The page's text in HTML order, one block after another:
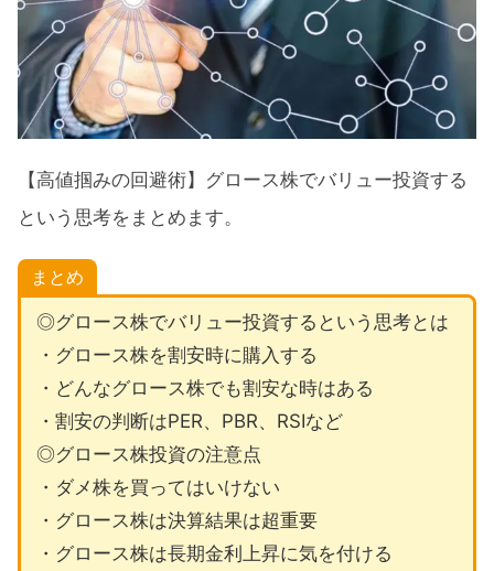
【高値掴みの回避術】グロース株でバリュー投資する
という思考をまとめます。
まとめ
◎グロース株でバリュー投資するという思考とは
・グロース株を割安時に購入する
・どんなグロース株でも割安な時はある
・割安の判断はPER、PBR、RSIなど
◎グロース株投資の注意点
・ダメ株を買ってはいけない
・グロース株は決算結果は超重要
・グロース株は長期金利上昇に気を付ける